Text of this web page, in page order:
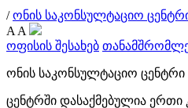
/ ონის საკონსულტაციო
A A
ოფისის შესახებ
ონის საკონსულტაციო ცენტრი
ცენტრში დასაქმებულია